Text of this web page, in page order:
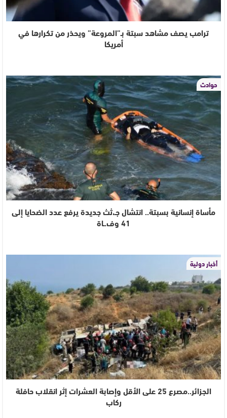
ترامب يصف مشاهد سبتة بـ”المروعة” ويحذر من تكرارها في
أمريكا
حوادث
مأساة إنسانية بسبتة.. انتشال جـ،ثث جديدة يرفع عدد الضحايا إلى
41 وف.ـاة
أخبار دولية
الجزائر..مصرع 25 على الأقل وإصابة العشرات إثر انقلاب حافلة
ركاب